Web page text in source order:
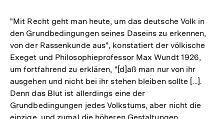
der
Fußnote
"Mit Recht geht man heute, um das deutsche Volk in
den Grundbedingungen seines Daseins zu erkennen,
von der Rassenkunde aus", konstatiert der völkische
Exeget und Philosophieprofessor Max Wundt 1926,
um fortfahrend zu erklären, "[d]aß man nur von ihr
ausgehen und nicht bei ihr stehen bleiben sollte [...].
Denn das Blut ist allerdings eine der
Grundbedingungen jedes Volkstums, aber nicht die